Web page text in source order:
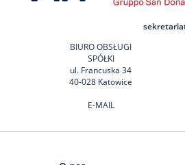
BIURO OBSŁUGI
SPÓŁKI
ul. Francuska 34
40-028 Katowice
E-MAIL